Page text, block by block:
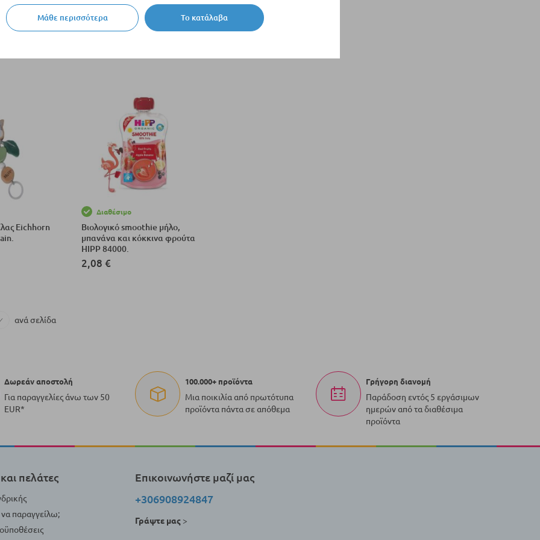
Το κατάλαβα
Μάθε περισσότερα
Δείτε όλα τα προϊόντα
ανά σελίδα
Eichhorn
Διαθέσιμο
Βιολογικό smoothie μήλο,
μπανάνα και κόκκινα φρούτα
HIPP 84000.
2,08 €
ανά σελίδα
Δωρεάν αποστολή
Για παραγγελίες άνω των 50
EUR*
100.000+ προϊόντα
Μια ποικιλία από πρωτότυπα
προϊόντα πάντα σε απόθεμα
Γρήγορη διανομή
Παράδοση εντός 5 εργάσιμων
ημερών από τα διαθέσιμα
προϊόντα
πελάτες
παραγγείλω;
Επικοινωνήστε μαζί μας
+306908924847
Γράψτε μας >